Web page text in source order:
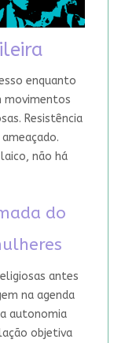
enquanto
movimentos
Resistência
não há
do
antes
na agenda
autonomia
objetiva